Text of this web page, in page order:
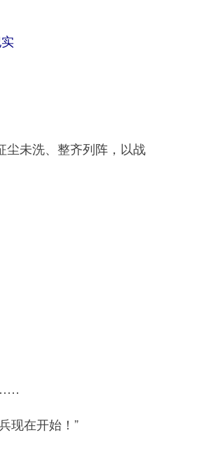
未洗、整齐列阵，以战
……
现在开始！”